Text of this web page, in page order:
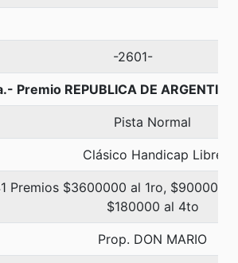
-2601-
Premio REPUBLICA DE
Pista Normal
Clásico Handicap Libre
Premios $3600000 al 1ro, $900000
$180000 al 4to
Prop. DON MARIO